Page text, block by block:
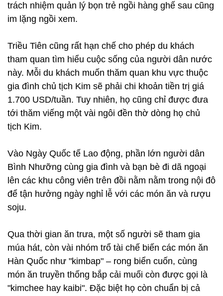
trách nhiệm quản lý bọn trẻ ngồi hàng ghế sau cũng
im lặng ngồi xem.
Triều Tiên cũng rất hạn chế cho phép du khách
tham quan tìm hiểu cuộc sống của người dân nước
này. Mỗi du khách muốn thăm quan khu vực thuộc
gia đình chủ tịch Kim sẽ phải chi khoản tiền trị giá
1.700 USD/tuần. Tuy nhiên, họ cũng chỉ được đưa
tới thăm viếng một vài ngôi đền thờ dòng họ chủ
tịch Kim.
Vào Ngày Quốc tế Lao động, phần lớn người dân
Bình Nhưỡng cùng gia đình và bạn bè đi dã ngoại
lên các khu công viên trên đồi nằm nằm trong nội đô
để tận hưởng ngày nghỉ lễ với các món ăn và rượu
soju.
Qua thời gian ăn trưa, một số người sẽ tham gia
múa hát, còn vài nhóm trổ tài chế biến các món ăn
Hàn Quốc như "kimbap" – rong biển cuốn, cùng
món ăn truyền thống bắp cải muối còn được gọi là
"kimchee hay kaibi". Đặc biệt họ còn chuẩn bị cả